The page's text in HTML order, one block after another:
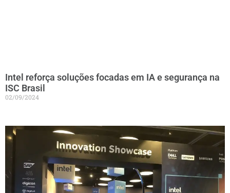
Intel reforça soluções focadas em IA e segurança na
ISC Brasil
02/09/2024